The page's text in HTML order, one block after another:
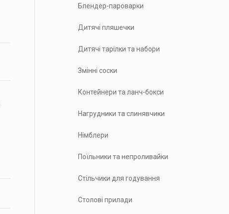
Блендер-пароварки
Дитячі пляшечки
Дитячі тарілки та набори
Змінні соски
Контейнери та ланч-бокси
Нагрудники та слинявчики
Німблери
Поїльники та непроливайки
Стільчики для годування
Столові прилади